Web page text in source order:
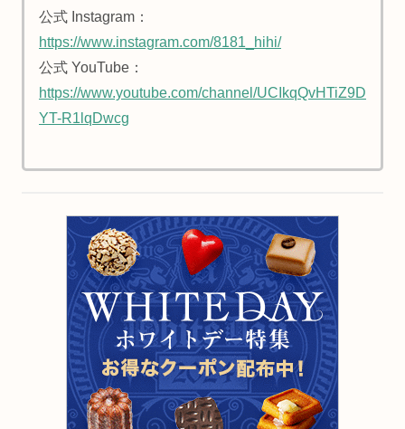
公式 Instagram：
https://www.instagram.com/8181_hihi/
公式 YouTube：
https://www.youtube.com/channel/UCIkqQvHTiZ9D
YT-R1lqDwcg